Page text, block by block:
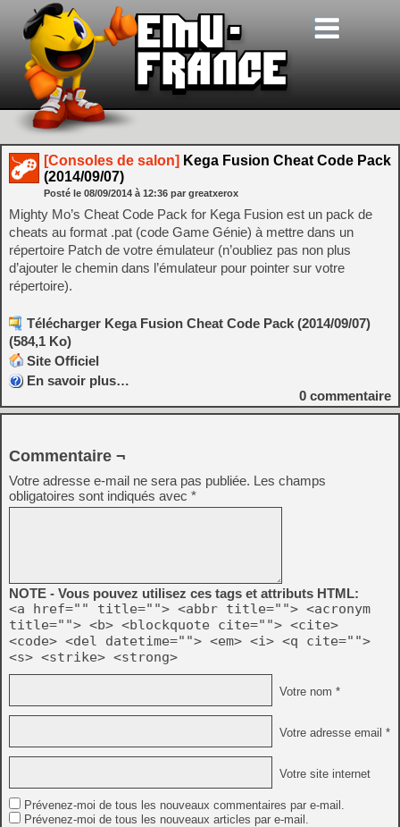
[Consoles de salon] Kega Fusion Cheat Code Pack
(2014/09/07)
Posté le 08/09/2014 à 12:36 par greatxerox
Mighty Mo’s Cheat Code Pack for Kega Fusion est un pack de
cheats au format .pat (code Game Génie) à mettre dans un
répertoire Patch de votre émulateur (n’oubliez pas non plus
d’ajouter le chemin dans l’émulateur pour pointer sur votre
répertoire).
Télécharger Kega Fusion Cheat Code Pack (2014/09/07)
(584,1 Ko)
Site Officiel
En savoir plus…
0 commentaire
Commentaire ¬
Votre adresse e-mail ne sera pas publiée. Les champs
obligatoires sont indiqués avec *
NOTE - Vous pouvez utilisez ces tags et attributs HTML:
<a href="" title=""> <abbr title=""> <acronym
title=""> <b> <blockquote cite=""> <cite>
<code> <del datetime=""> <em> <i> <q cite="">
<s> <strike> <strong>
Votre nom *
Votre adresse email *
Votre site internet
Prévenez-moi de tous les nouveaux commentaires par e-mail.
Prévenez-moi de tous les nouveaux articles par e-mail.